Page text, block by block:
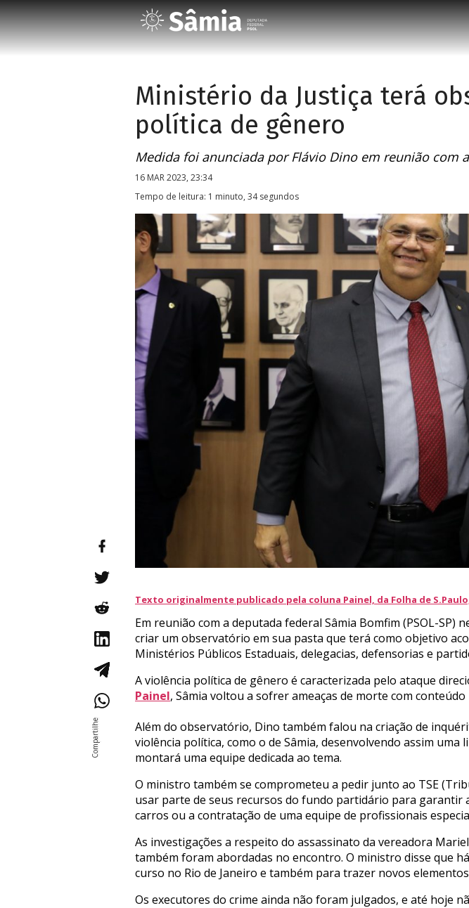
Ministério da Justiça terá
política de gênero
Medida foi anunciada por Flávio Dino em reunião com
16 MAR 2023, 23:34
Tempo de leitura: 1 minuto, 34 segundos
Texto originalmente publicado pela coluna Painel, da Folha de
Em reunião com a deputada federal Sâmia Bomfim (PSOL-SP)
criar um observatório em sua pasta que terá como objetivo
Ministérios Públicos Estaduais, delegacias, defensorias e
A violência política de gênero é caracterizada pelo ataque
Painel, Sâmia voltou a sofrer ameaças de morte com
Além do observatório, Dino também falou na criação de
violência política, como o de Sâmia, desenvolvendo assim
montará uma equipe dedicada ao tema.
O ministro também se comprometeu a pedir junto ao TSE
usar parte de seus recursos do fundo partidário para garantir
carros ou a contratação de uma equipe de profissionais
As investigações a respeito do assassinato da vereadora
também foram abordadas no encontro. O ministro disse que
curso no Rio de Janeiro e também para trazer novos
Os executores do crime ainda não foram julgados, e até hoje